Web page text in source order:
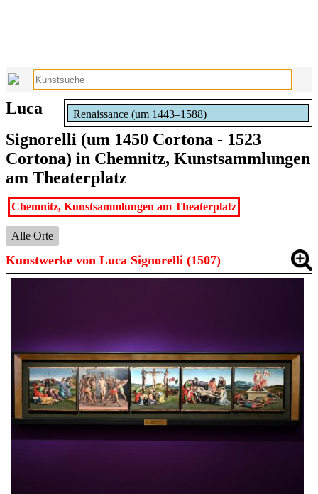
Renaissance (um 1443–1588)
Luca
Signorelli (um 1450 Cortona - 1523
Cortona) in Chemnitz, Kunstsammlungen
am Theaterplatz
Chemnitz, Kunstsammlungen am Theaterplatz
Alle Orte
Kunstwerke von Luca Signorelli (1507)